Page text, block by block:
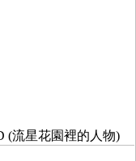
(流星花園裡的人物)